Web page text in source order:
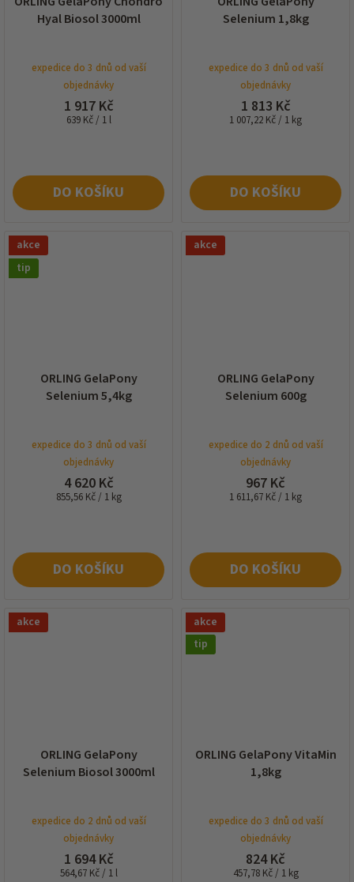
Hyal Biosol 3000ml
expedice do 3 dnů od vaší
objednávky
1 917 Kč
Měrná
639 Kč / 1 l
DO KOŠÍKU
Selenium 1,8kg
expedice do 3 dnů od vaší
objednávky
1 813 Kč
Měrná
1 007,22 Kč / 1 kg
DO KOŠÍKU
akce
tip
ORLING GelaPony
Selenium 5,4kg
expedice do 3 dnů od vaší
objednávky
4 620 Kč
Měrná
855,56 Kč / 1 kg
DO KOŠÍKU
akce
ORLING GelaPony
Selenium 600g
expedice do 2 dnů od vaší
objednávky
967 Kč
Měrná
1 611,67 Kč / 1 kg
DO KOŠÍKU
akce
ORLING GelaPony
Selenium Biosol 3000ml
expedice do 2 dnů od vaší
objednávky
1 694 Kč
Měrná
564,67 Kč / 1 l
akce
tip
ORLING GelaPony VitaMin
1,8kg
expedice do 3 dnů od vaší
objednávky
824 Kč
Měrná
457,78 Kč / 1 kg